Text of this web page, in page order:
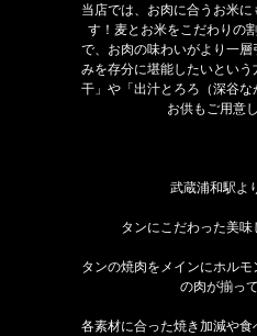
当店では、お肉に合うお米
す！麦とお米をこだわりの
で、お肉の味わいがより一
みを存分に堪能したいとい
干」や「出汁とろろ（深谷
お供もご用意
武蔵浦和駅よ
タンにこだわった美味
タンの焼肉をメインにホル
の肉が揃っ
各素材に合った焼き加減や